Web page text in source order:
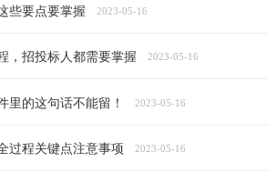
些要点要掌握 2023-05-16
，招投标人都需要掌握 2023-05-16
里的这句话不能留！ 2023-05-16
过程关键点注意事项 2023-05-16